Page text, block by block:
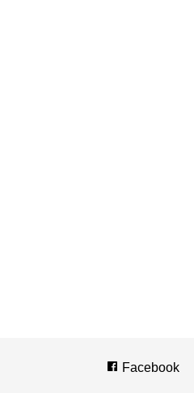
Facebook